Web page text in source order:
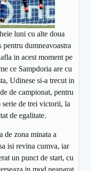
luni cu alte doua
pentru dumneavoastra
in acest moment pe
ce Sampdoria are cu
Udinese si-a trecut in
de campionat, pentru
de trei victorii, la
de egalitate.
de zona minata a
isi revina cumva, iar
un punct de start, cu
in mod neaparat